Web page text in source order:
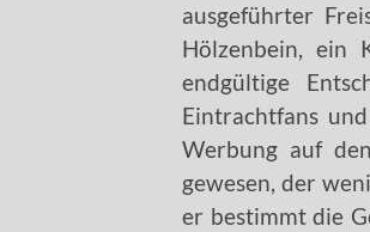
ausgeführter
Hölzenbein, ein
endgültige
Eintrachtfans
Werbung auf
gewesen, der
er bestimmt die